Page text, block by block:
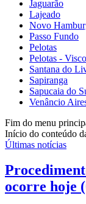
Jaguarão
Lajeado
Novo
Passo Fundo
Pelotas
Pelotas -
Santana do
Sapiranga
Sapucaia do
Venâncio
Fim do menu
Início do conteúdo
Últimas notícias
ocorre hoje